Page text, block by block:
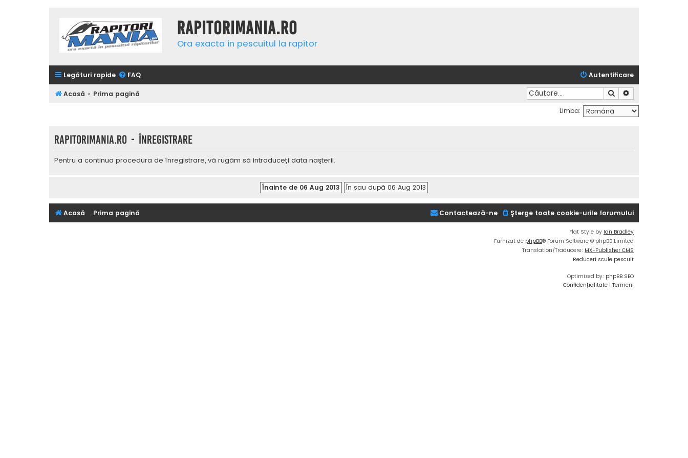
Rapitorimania.ro
Ora exacta in pescuitul la rapitor
Legături rapide FAQ Autentificare
Acasă Prima pagină Căutare
Limba:
Rapitorimania.ro - Înregistrare
Pentru a continua procedura de înregistrare, vă rugăm să introduceţi data naşterii.
Acasă Prima pagină Şterge toate cookie-urile forumului
Contactează-ne
Flat Style by Ian Bradley
Furnizat de phpBB® Forum Software © phpBB Limited
Translation/Traducere: MX-Publisher CMS
Reduceri scule pescuit
Optimized by: phpBB SEO
Confidențialitate | Termeni